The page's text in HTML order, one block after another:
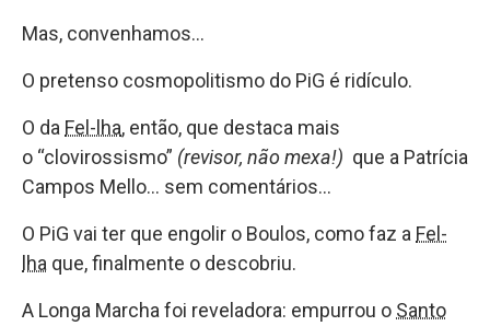
Mas, convenhamos…
O pretenso cosmopolitismo do PiG é ridículo.
O da Fel-lha, então, que destaca mais
o “clovirossismo” (revisor, não mexa!) que a Patrícia
Campos Mello… sem comentários…
O PiG vai ter que engolir o Boulos, como faz a Fel-
lha que, finalmente o descobriu.
A Longa Marcha foi reveladora: empurrou o Santo